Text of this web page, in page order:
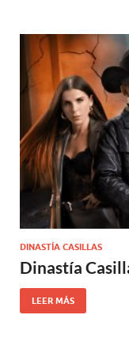
DINASTÍA CASILLAS
Dinastía
LEER MÁS